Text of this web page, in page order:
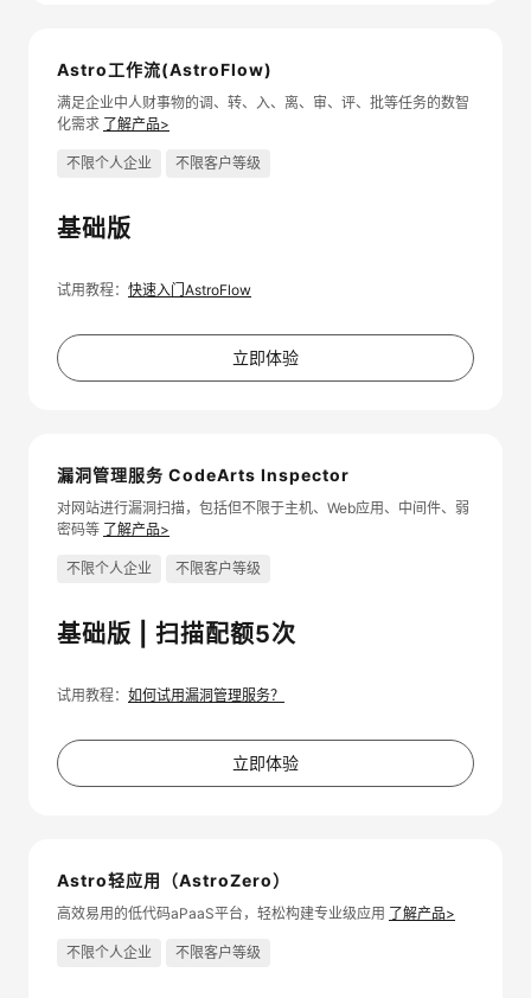
Astro工作流(AstroFlow)
满足企业中人财事物的调、转、入、离、审、评、批等任务的数智
化需求 了解产品>
不限个人企业 不限客户等级
基础版
试用教程： 快速入门AstroFlow
立即体验
漏洞管理服务 CodeArts Inspector
对网站进行漏洞扫描，包括但不限于主机、Web应用、中间件、弱
密码等 了解产品>
不限个人企业 不限客户等级
基础版 | 扫描配额5次
试用教程： 如何试用漏洞管理服务？
立即体验
Astro轻应用（AstroZero）
高效易用的低代码aPaaS平台，轻松构建专业级应用 了解产品>
不限个人企业 不限客户等级